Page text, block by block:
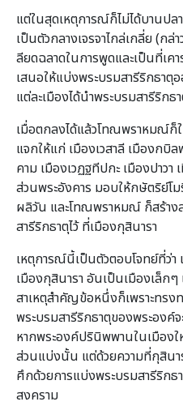
แต่ในสุดเหตุการณ์ก็ไม่ได้บานป
เป็นตัวกลางเจรจาไกล่เกลี่ย (ก
ลียดฉลาดในการพูดและเป็นที่เค
เสนอให้แบ่งพระบรมสารีริกธาตุ
แต่ละเมืองได้นำพระบรมสารีริกธ
เมื่อตกลงได้แล้วโทณพราหมณ์ก็
แจกให้แก่ เมืองเวสาลี เมืองกบิ
คาม เมืองเวฏฐทีปกะ เมืองปาวา
ส่วนพระอังคาร มอบให้กษัตริย์โ
ผลิวัน และโทณพราหมณ์ ก็สร้าง
สารีริกธาตุไว้ ที่เมืองกุสินารา
เหตุการณ์นี้เป็นตัวตอบโจทย์ที่ว่
เมืองกุสินารา อันเป็นเมืองเล็
สาเหตุสำคัญข้อหนึ่งก็เพราะทร
พระบรมสารีริกธาตุของพระองค์
หากพระองค์ปรินิพพานในเมือง
ส่วนแบ่งนั้น แต่ด้วยความที่กุสินา
ศึกด้วยการแบ่งพระบรมสารีริกธ
สงคราม